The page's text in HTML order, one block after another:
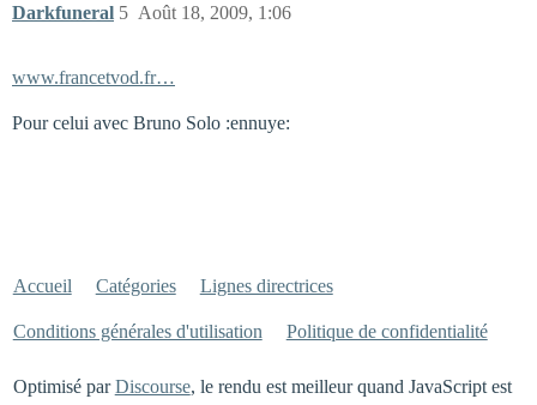
Darkfuneral Août 18, 2009, 1:06
5
www.francetvod.fr…
Pour celui avec Bruno Solo :ennuye:
Accueil Catégories Lignes directrices
Conditions générales d'utilisation Politique de confidentialité
Optimisé parDiscourse, le rendu est meilleur quand JavaScript est